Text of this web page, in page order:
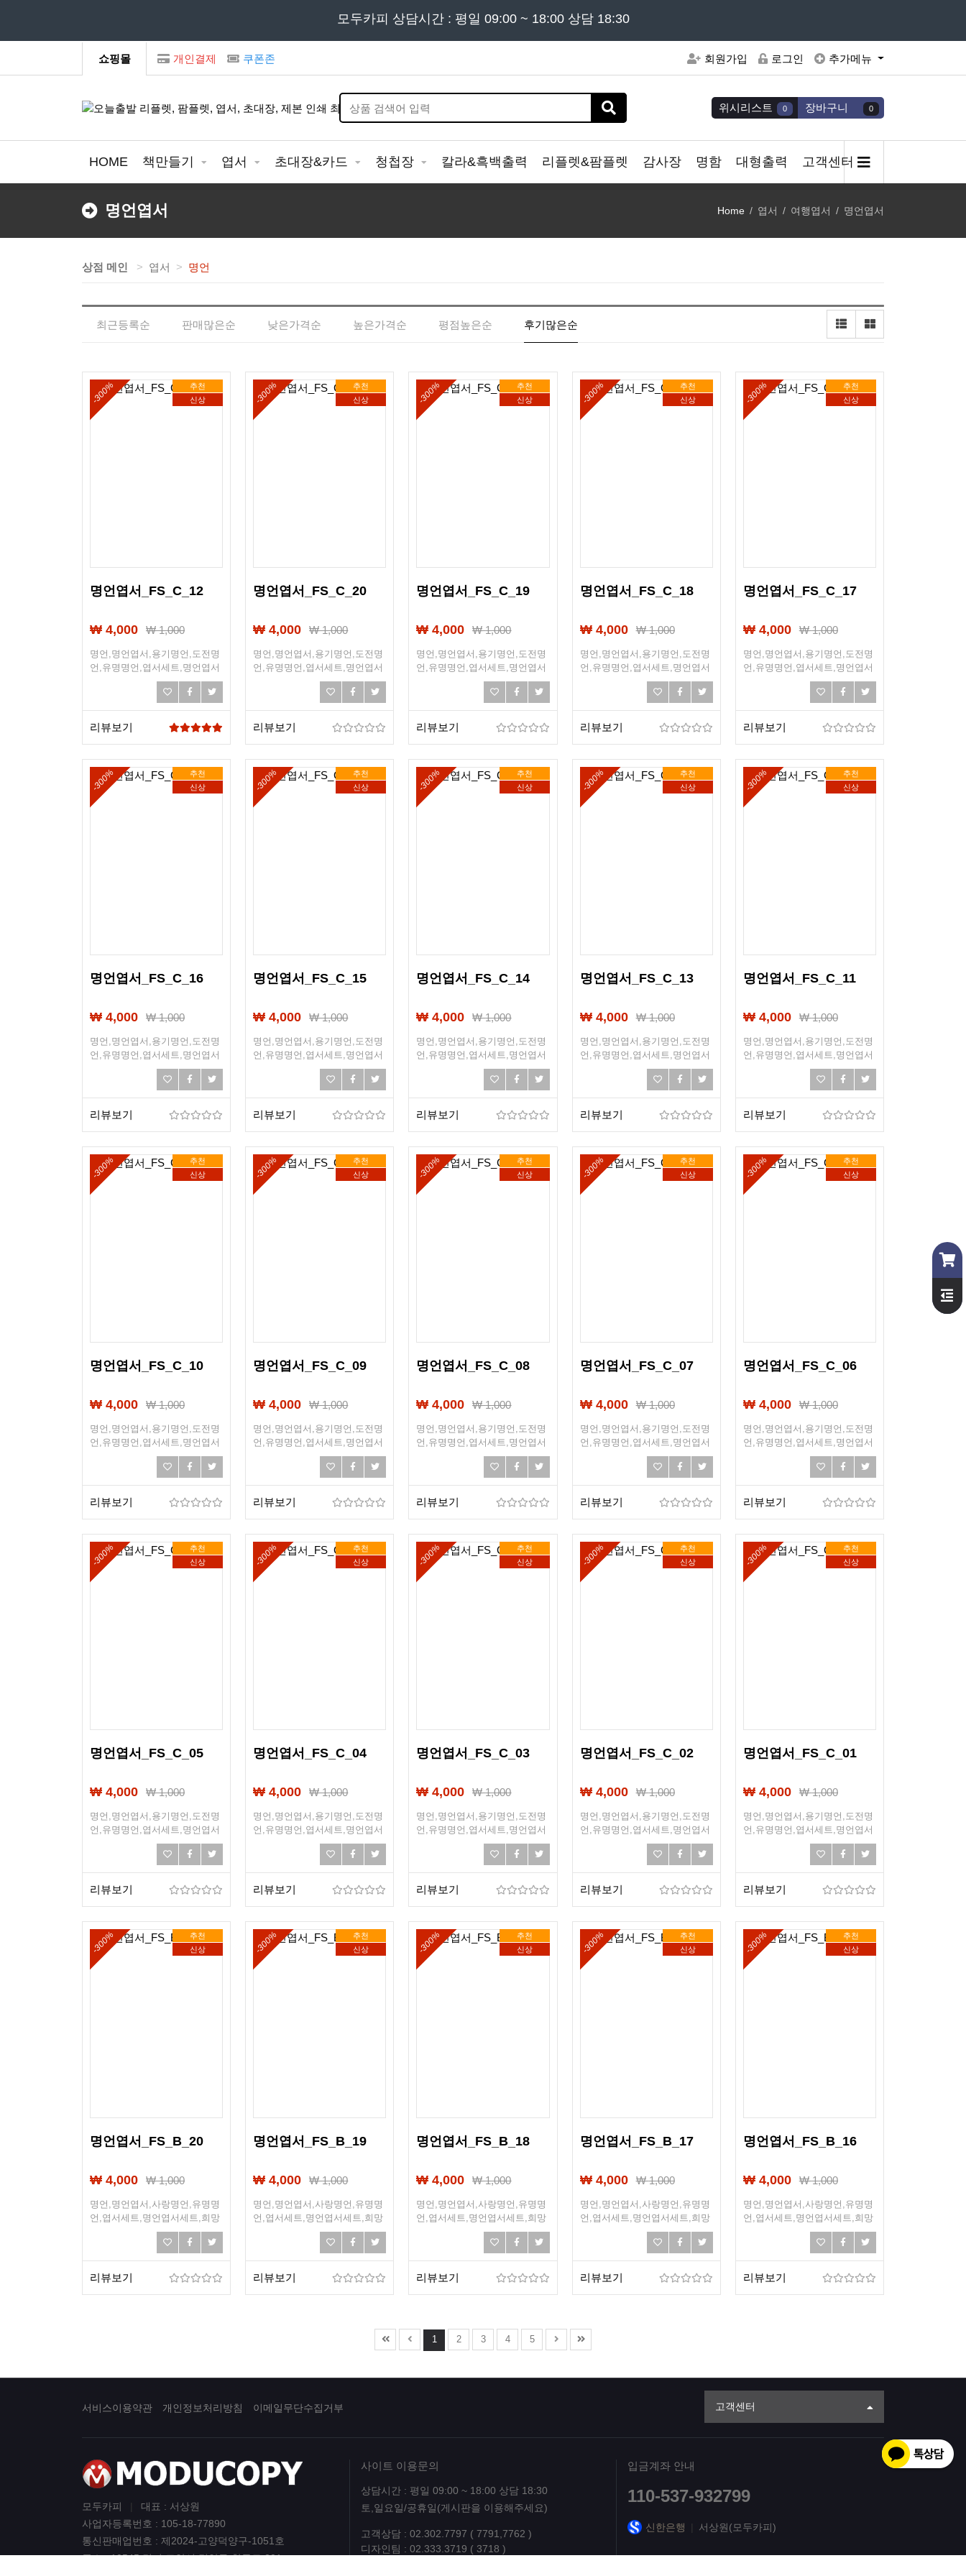
모든 문의는 02) 302 - 7797 및 '견적문의 ' 게시판을 이용해주세요
모두카피 상담시간 : 평일 09:00 ~ 18:00 상담 18:30
쇼핑몰 개인결제 쿠폰존 회원가입 로그인 추가메뉴
위시리스트 0 장바구니 0
HOME 책만들기 엽서 초대장&카드 청첩장 칼라&흑백출력 리플렛&팜플렛 감사장 명함 대형출력 고객센터
명언엽서 Home 엽서 여행엽서 명언엽서
상점 메인 엽서 명언
최근등록순 판매많은순 낮은가격순 높은가격순 평점높은순 후기많은순
추천
신상
-300%
명언엽서_FS_C_12
₩ 4,000 ₩1,000
명언,명언엽서,용기명언,도전명
언,유명명언,엽서세트,명언엽서
세트,희망엽서,희망,조언,선물엽
리뷰보기
추천
신상
-300%
명언엽서_FS_C_20
₩ 4,000 ₩1,000
명언,명언엽서,용기명언,도전명
언,유명명언,엽서세트,명언엽서
세트,희망엽서,희망,조언,선물엽
리뷰보기
추천
신상
-300%
명언엽서_FS_C_19
₩ 4,000 ₩1,000
명언,명언엽서,용기명언,도전명
언,유명명언,엽서세트,명언엽서
세트,희망엽서,희망,조언,선물엽
리뷰보기
추천
신상
-300%
명언엽서_FS_C_18
₩ 4,000 ₩1,000
명언,명언엽서,용기명언,도전명
언,유명명언,엽서세트,명언엽서
세트,희망엽서,희망,조언,선물엽
리뷰보기
추천
신상
-300%
명언엽서_FS_C_17
₩ 4,000 ₩1,000
명언,명언엽서,용기명언,도전명
언,유명명언,엽서세트,명언엽서
세트,희망엽서,희망,조언,선물엽
리뷰보기
추천
신상
-300%
명언엽서_FS_C_16
₩ 4,000 ₩1,000
명언,명언엽서,용기명언,도전명
언,유명명언,엽서세트,명언엽서
세트,희망엽서,희망,조언,선물엽
리뷰보기
추천
신상
-300%
명언엽서_FS_C_15
₩ 4,000 ₩1,000
명언,명언엽서,용기명언,도전명
언,유명명언,엽서세트,명언엽서
세트,희망엽서,희망,조언,선물엽
리뷰보기
추천
신상
-300%
명언엽서_FS_C_14
₩ 4,000 ₩1,000
명언,명언엽서,용기명언,도전명
언,유명명언,엽서세트,명언엽서
세트,희망엽서,희망,조언,선물엽
리뷰보기
추천
신상
-300%
명언엽서_FS_C_13
₩ 4,000 ₩1,000
명언,명언엽서,용기명언,도전명
언,유명명언,엽서세트,명언엽서
세트,희망엽서,희망,조언,선물엽
리뷰보기
추천
신상
-300%
명언엽서_FS_C_11
₩ 4,000 ₩1,000
명언,명언엽서,용기명언,도전명
언,유명명언,엽서세트,명언엽서
세트,희망엽서,희망,조언,선물엽
리뷰보기
추천
신상
-300%
명언엽서_FS_C_10
₩ 4,000 ₩1,000
명언,명언엽서,용기명언,도전명
언,유명명언,엽서세트,명언엽서
세트,희망엽서,희망,조언,선물엽
리뷰보기
추천
신상
-300%
명언엽서_FS_C_09
₩ 4,000 ₩1,000
명언,명언엽서,용기명언,도전명
언,유명명언,엽서세트,명언엽서
세트,희망엽서,희망,조언,선물엽
리뷰보기
추천
신상
-300%
명언엽서_FS_C_08
₩ 4,000 ₩1,000
명언,명언엽서,용기명언,도전명
언,유명명언,엽서세트,명언엽서
세트,희망엽서,희망,조언,선물엽
리뷰보기
추천
신상
-300%
명언엽서_FS_C_07
₩ 4,000 ₩1,000
명언,명언엽서,용기명언,도전명
언,유명명언,엽서세트,명언엽서
세트,희망엽서,희망,조언,선물엽
리뷰보기
추천
신상
-300%
명언엽서_FS_C_06
₩ 4,000 ₩1,000
명언,명언엽서,용기명언,도전명
언,유명명언,엽서세트,명언엽서
세트,희망엽서,희망,조언,선물엽
리뷰보기
추천
신상
-300%
명언엽서_FS_C_05
₩ 4,000 ₩1,000
명언,명언엽서,용기명언,도전명
언,유명명언,엽서세트,명언엽서
세트,희망엽서,희망,조언,선물엽
리뷰보기
추천
신상
-300%
명언엽서_FS_C_04
₩ 4,000 ₩1,000
명언,명언엽서,용기명언,도전명
언,유명명언,엽서세트,명언엽서
세트,희망엽서,희망,조언,선물엽
리뷰보기
추천
신상
-300%
명언엽서_FS_C_03
₩ 4,000 ₩1,000
명언,명언엽서,용기명언,도전명
언,유명명언,엽서세트,명언엽서
세트,희망엽서,희망,조언,선물엽
리뷰보기
추천
신상
-300%
명언엽서_FS_C_02
₩ 4,000 ₩1,000
명언,명언엽서,용기명언,도전명
언,유명명언,엽서세트,명언엽서
세트,희망엽서,희망,조언,선물엽
리뷰보기
추천
신상
-300%
명언엽서_FS_C_01
₩ 4,000 ₩1,000
명언,명언엽서,용기명언,도전명
언,유명명언,엽서세트,명언엽서
세트,희망엽서,희망,조언,선물엽
리뷰보기
추천
신상
-300%
명언엽서_FS_B_20
₩ 4,000 ₩1,000
명언,명언엽서,사랑명언,유명명
언,엽서세트,명언엽서세트,희망
엽서,희망,조언,선물엽서,엽서선
리뷰보기
추천
신상
-300%
명언엽서_FS_B_19
₩ 4,000 ₩1,000
명언,명언엽서,사랑명언,유명명
언,엽서세트,명언엽서세트,희망
엽서,희망,조언,선물엽서,엽서선
리뷰보기
추천
신상
-300%
명언엽서_FS_B_18
₩ 4,000 ₩1,000
명언,명언엽서,사랑명언,유명명
언,엽서세트,명언엽서세트,희망
엽서,희망,조언,선물엽서,엽서선
리뷰보기
추천
신상
-300%
명언엽서_FS_B_17
₩ 4,000 ₩1,000
명언,명언엽서,사랑명언,유명명
언,엽서세트,명언엽서세트,희망
엽서,희망,조언,선물엽서,엽서선
리뷰보기
추천
신상
-300%
명언엽서_FS_B_16
₩ 4,000 ₩1,000
명언,명언엽서,사랑명언,유명명
언,엽서세트,명언엽서세트,희망
엽서,희망,조언,선물엽서,엽서선
리뷰보기
1 2 3 4 5
서비스이용약관 개인정보처리방침 이메일무단수집거부 고객센터
모두카피
대표 : 서상원
사업자등록번호 : 105-18-77890
통신판매업번호 : 제2024-고양덕양구-1051호
주소 : 10545 경기 고양시 덕양구 향동로 201
사이트 이용문의
상담시간 : 평일 09:00 ~ 18:00 상담 18:30
토,일요일/공휴일(게시판을 이용해주세요)
고객상담 : 02.302.7797 ( 7791,7762 )
디자인팀 : 02.333.3719 ( 3718 )
입금계좌 안내
110-537-932799
신한은행 서상원(모두카피)